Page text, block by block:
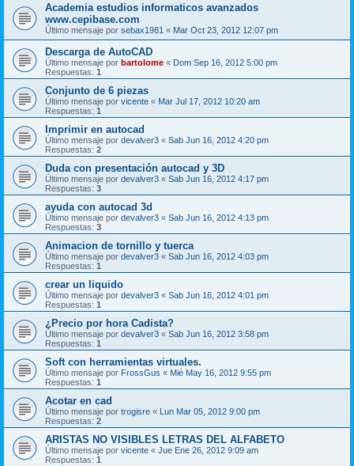
Academia estudios informaticos avanzados
www.cepibase.com
Último mensaje por sebax1981 « Mar Oct 23, 2012 12:07 pm
Descarga de AutoCAD
Último mensaje por bartolome « Dom Sep 16, 2012 5:00 pm
Respuestas: 1
Conjunto de 6 piezas
Último mensaje por vicente « Mar Jul 17, 2012 10:20 am
Respuestas: 1
Imprimir en autocad
Último mensaje por devalver3 « Sab Jun 16, 2012 4:20 pm
Respuestas: 2
Duda con presentación autocad y 3D
Último mensaje por devalver3 « Sab Jun 16, 2012 4:17 pm
Respuestas: 3
ayuda con autocad 3d
Último mensaje por devalver3 « Sab Jun 16, 2012 4:13 pm
Respuestas: 3
Animacion de tornillo y tuerca
Último mensaje por devalver3 « Sab Jun 16, 2012 4:03 pm
Respuestas: 1
crear un liquido
Último mensaje por devalver3 « Sab Jun 16, 2012 4:01 pm
Respuestas: 1
¿Precio por hora Cadista?
Último mensaje por devalver3 « Sab Jun 16, 2012 3:58 pm
Respuestas: 1
Soft con herramientas virtuales.
Último mensaje por FrossGus « Mié May 16, 2012 9:55 pm
Respuestas: 1
Acotar en cad
Último mensaje por trogisre « Lun Mar 05, 2012 9:00 pm
Respuestas: 2
ARISTAS NO VISIBLES LETRAS DEL ALFABETO
Último mensaje por vicente « Jue Ene 26, 2012 9:09 am
Respuestas: 1